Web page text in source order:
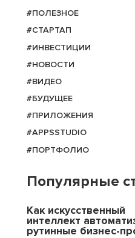
#ПОЛЕЗНОЕ
#СТАРТАП
#ИНВЕСТИЦИИ
#НОВОСТИ
#ВИДЕО
#БУДУЩЕЕ
#ПРИЛОЖЕНИЯ
#APPSSTUDIO
#ПОРТФОЛИО
Популярные
Как искусственный
интеллект
рутинные бизнес-